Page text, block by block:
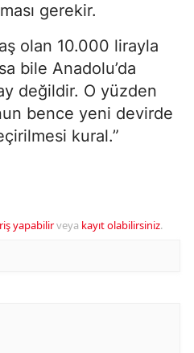
gerekir.
olan 10.000 lirayla
bile Anadolu’da
değildir. O yüzden
bence yeni devirde
kural.”
yapabilirveya kayıt olabilirsiniz.